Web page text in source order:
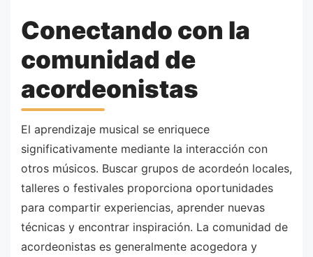
Conectando con la
comunidad de
acordeonistas
El aprendizaje musical se enriquece
significativamente mediante la interacción con
otros músicos. Buscar grupos de acordeón locales,
talleres o festivales proporciona oportunidades
para compartir experiencias, aprender nuevas
técnicas y encontrar inspiración. La comunidad de
acordeonistas es generalmente acogedora y